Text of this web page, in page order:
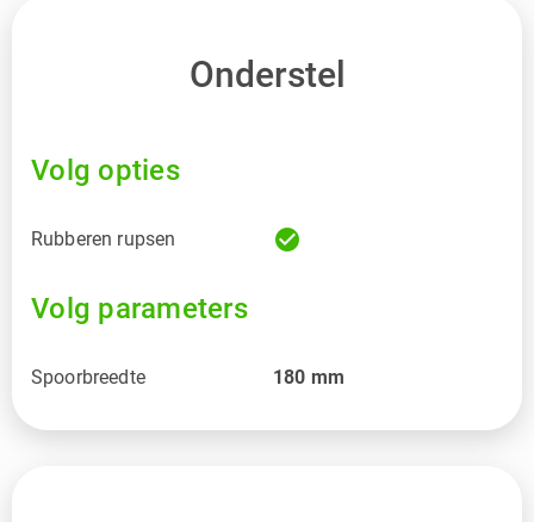
Onderstel
Volg opties
Rubberen rupsen check_circle
Volg parameters
Spoorbreedte 180 mm